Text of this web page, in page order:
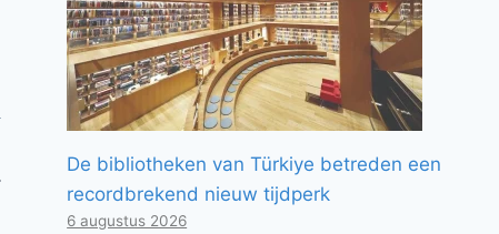
De bibliotheken van Türkiye betreden een
recordbrekend nieuw tijdperk
6 augustus 2026